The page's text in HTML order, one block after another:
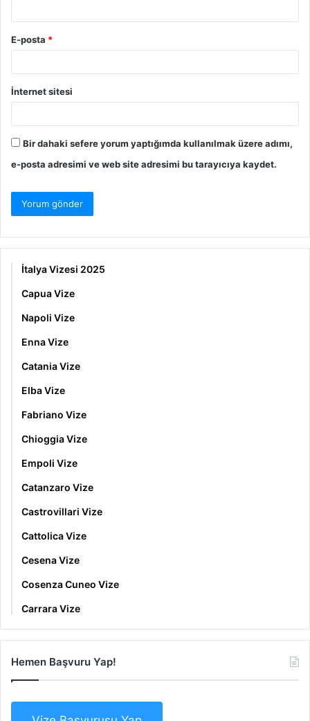
E-posta *
İnternet sitesi
Bir dahaki sefere yorum yaptığımda kullanılmak üzere adımı,
e-posta adresimi ve web site adresimi bu tarayıcıya kaydet.
İtalya Vizesi 2025
Capua Vize
Napoli Vize
Enna Vize
Catania Vize
Elba Vize
Fabriano Vize
Chioggia Vize
Empoli Vize
Catanzaro Vize
Castrovillari Vize
Cattolica Vize
Cesena Vize
Cosenza Cuneo Vize
Carrara Vize
Hemen Başvuru Yap!